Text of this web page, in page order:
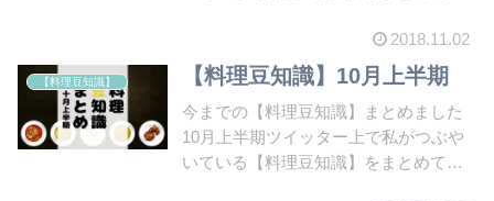
2018.11.02
【料理豆知識】 【料理豆知識】10月上半期
今までの【料理豆知識】まとめました
10月上半期ツイッター上で私がつぶや
いている【料理豆知識】をまとめてい